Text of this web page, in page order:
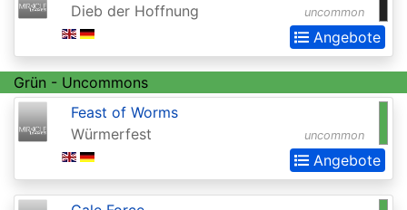
Commander
Commander
2015
Commander
Commander
uncommon
Dieb der Hoffnung
Angebote
Grün - Uncommons
uncommon
Feast of Worms
Würmerfest
Angebote